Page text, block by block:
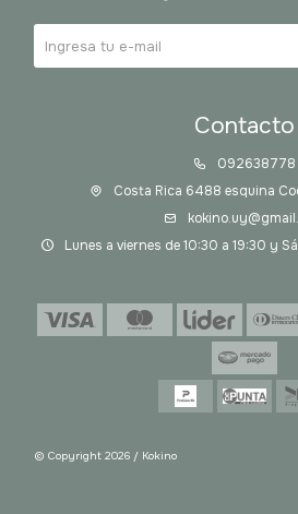
Contacto
092638778
Costa Rica 6488 esquina
Lunes a viernes de 10:30 a 19:30 y
© Copyright 2026 / Kokino